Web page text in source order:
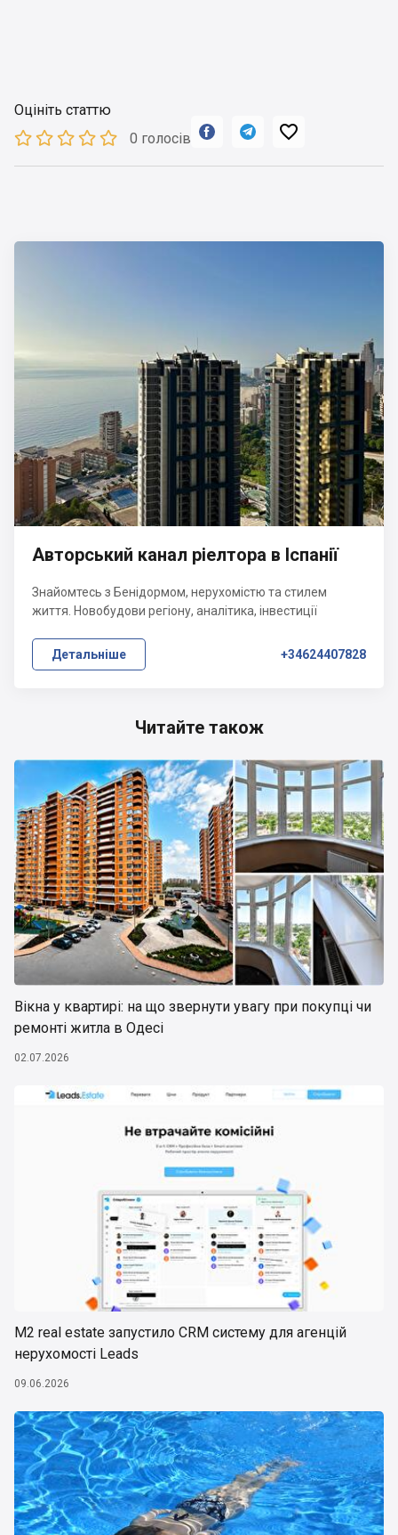
Оцініть статтю
0 голосів
  
Читайте також
Вікна у квартирі: на що звернути увагу при покупці чи
ремонті житла в Одесі
02.07.2026
М2 real estate запустило CRM систему для агенцій
нерухомості Leads
09.06.2026
Авторський канал ріелтора в Іспанії
Знайомтесь з Бенідормом, нерухомістю та стилем
життя. Новобудови регіону, аналітика, інвестиції
Детальніше +34624407828